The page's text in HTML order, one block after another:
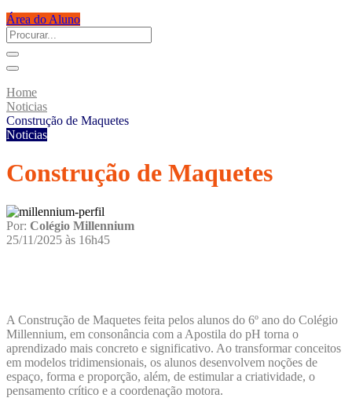
Área do Aluno
Procurar...
Home
Noticias
Construção de Maquetes
Noticias
Construção de Maquetes
Por: Colégio Millennium
25/11/2025 às 16h45
A Construção de Maquetes feita pelos alunos do 6º ano do Colégio
Millennium, em consonância com a Apostila do pH torna o
aprendizado mais concreto e significativo. Ao transformar conceitos
em modelos tridimensionais, os alunos desenvolvem noções de
espaço, forma e proporção, além, de estimular a criatividade, o
pensamento crítico e a coordenação motora.